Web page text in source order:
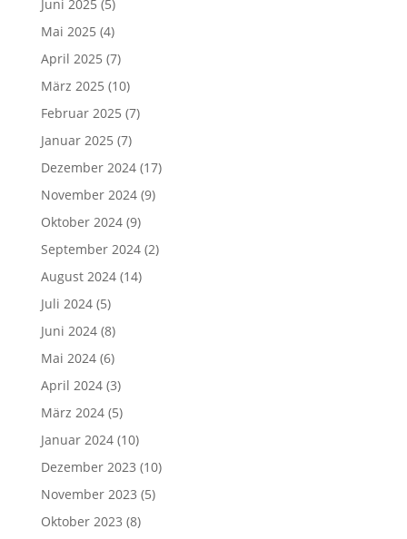
Juni 2025 (5)
Mai 2025 (4)
April 2025 (7)
März 2025 (10)
Februar 2025 (7)
Januar 2025 (7)
Dezember 2024(17)
November 2024(9)
Oktober 2024(9)
September 2024(2)
August 2024(14)
Juli 2024(5)
Juni 2024(8)
Mai 2024(6)
April 2024(3)
März 2024(5)
Januar 2024(10)
Dezember 2023 (10)
November 2023 (5)
Oktober 2023 (8)